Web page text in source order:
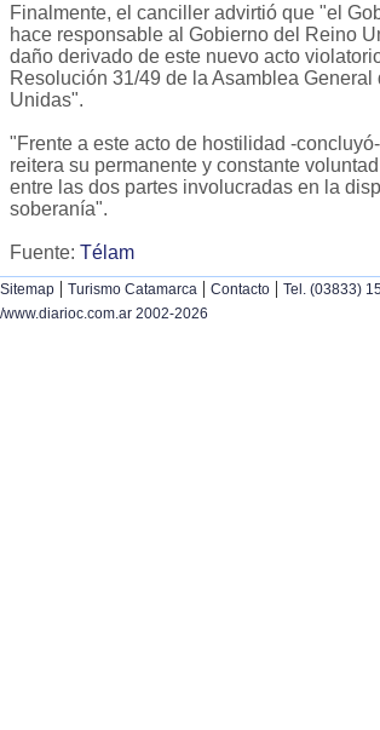
Finalmente, el canciller advirtió que "el
hace responsable al Gobierno del Reino
daño derivado de este nuevo acto
Resolución 31/49 de la Asamblea
Unidas".
"Frente a este acto de hostilidad -
reitera su permanente y constante
entre las dos partes involucradas en la
soberanía".
Fuente: Télam
Sitemap | Turismo Catamarca | Contacto | Tel. (03833)
/www.diarioc.com.ar 2002-2026